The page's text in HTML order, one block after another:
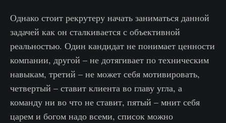
Однако стоит рекрутеру начать заниматься данной
задачей как он сталкивается с объективной
реальностью. Один кандидат не понимает ценности
компании, другой – не дотягивает по техническим
навыкам, третий – не может себя мотивировать,
четвертый – ставит клиента во главу угла, а
команду ни во что не ставит, пятый – мнит себя
царем и богом надо всеми, список можно